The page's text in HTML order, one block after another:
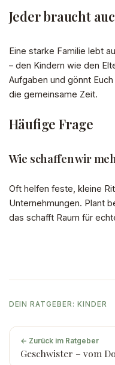
Jeder braucht
Eine starke Familie lebt
– den Kindern wie den
Aufgaben und gönnt
die gemeinsame Zeit.
Häufige Frage
Wie schaffen wir
Oft helfen feste, kleine
Unternehmungen. Plant
das schafft Raum für
DEIN RATGEBER: KINDER
← Zurück im Ratgeber
Geschwister – vom